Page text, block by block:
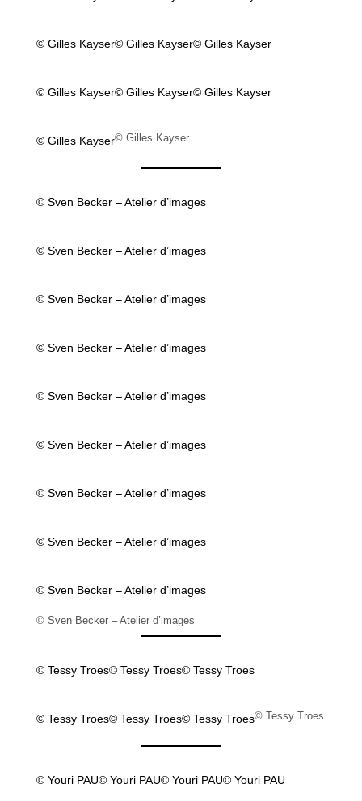
© Gilles Kayser© Gilles Kayser© Gilles Kayser
© Gilles Kayser© Gilles Kayser© Gilles Kayser
© Gilles Kayser© Gilles Kayser
© Sven Becker – Atelier d’images
© Sven Becker – Atelier d’images
© Sven Becker – Atelier d’images
© Sven Becker – Atelier d’images
© Sven Becker – Atelier d’images
© Sven Becker – Atelier d’images
© Sven Becker – Atelier d’images
© Sven Becker – Atelier d’images
© Sven Becker – Atelier d’images
© Sven Becker – Atelier d’images
© Tessy Troes© Tessy Troes© Tessy Troes
© Tessy Troes© Tessy Troes© Tessy Troes© Tessy Troes
© Youri PAU© Youri PAU© Youri PAU© Youri PAU